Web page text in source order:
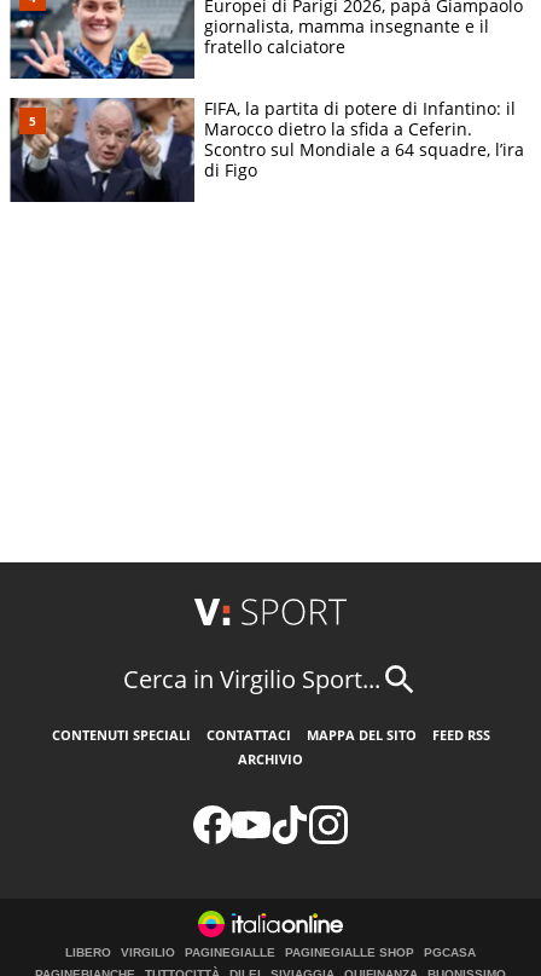
Europei di Parigi 2026, papà Giampaolo
giornalista, mamma insegnante e il
fratello calciatore
FIFA, la partita di potere di Infantino: il
Marocco dietro la sfida a Ceferin.
Scontro sul Mondiale a 64 squadre, l’ira
di Figo
Cerca in Virgilio Sport...
CONTENUTI SPECIALI CONTATTACI MAPPA DEL SITO
FEED RSS
ARCHIVIO
LIBERO VIRGILIO PAGINEGIALLE PAGINEGIALLE SHOP
PGCASA